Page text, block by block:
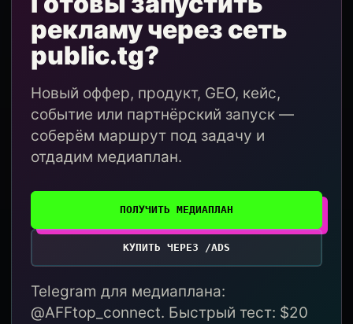
рекламу через сеть
public.tg?
Новый оффер, продукт, GEO, кейс,
событие или партнёрский запуск —
соберём маршрут под задачу и
отдадим медиаплан.
ПОЛУЧИТЬ МЕДИАПЛАН
КУПИТЬ ЧЕРЕЗ /ADS
Telegram для медиаплана:
@AFFtop_connect. Быстрый тест: $20